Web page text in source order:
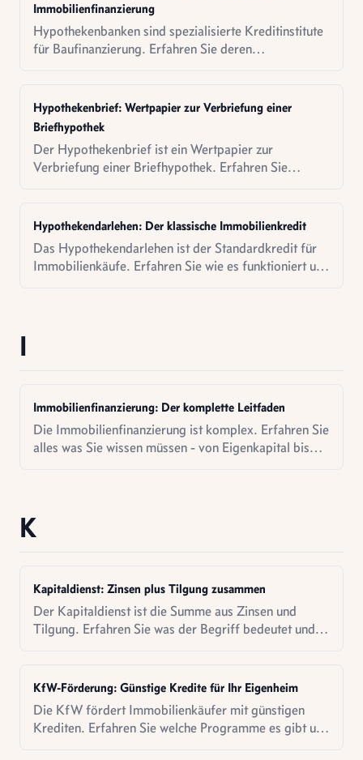
Immobilienfinanzierung
Hypothekenbanken sind spezialisierte Kreditinstitute
für Baufinanzierung. Erfahren Sie deren
Hypothekenbrief: Wertpapier zur Verbriefung einer
Briefhypothek
Der Hypothekenbrief ist ein Wertpapier zur
Verbriefung einer Briefhypothek. Erfahren Sie
Hypothekendarlehen: Der klassische Immobilienkredit
Das Hypothekendarlehen ist der Standardkredit für
Immobilienkäufe. Erfahren Sie wie es funktioniert und
I
Immobilienfinanzierung: Der komplette Leitfaden
Die Immobilienfinanzierung ist komplex. Erfahren Sie
alles was Sie wissen müssen - von Eigenkapital bis
K
Kapitaldienst: Zinsen plus Tilgung zusammen
Der Kapitaldienst ist die Summe aus Zinsen und
Tilgung. Erfahren Sie was der Begriff bedeutet und
KfW-Förderung: Günstige Kredite für Ihr Eigenheim
Die KfW fördert Immobilienkäufer mit günstigen
Krediten. Erfahren Sie welche Programme es gibt und